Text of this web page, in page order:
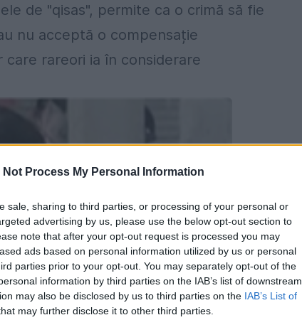
Not Process My Personal Information
sale, sharing to third parties, or processing of your personal or
advertising by us, please use the below opt-out section to
note that after your opt-out request is processed you may
ads based on personal information utilized by us or personal
parties prior to your opt-out. You may separately opt-out of the
information by third parties on the IAB’s list of downstream
may also be disclosed by us to third parties on the IAB’s List of
may further disclose it to other third parties.
de "qisas", permite ca o crimă să fie
nu acceptă o compensație
rareori ia în considerare